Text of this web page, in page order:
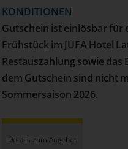
KONDITIONEN
Gutschein ist einlösbar für
Frühstück im JUFA Hotel
Restauszahlung sowie das
dem Gutschein sind nicht
Sommersaison 2026.
Details zum Angebot